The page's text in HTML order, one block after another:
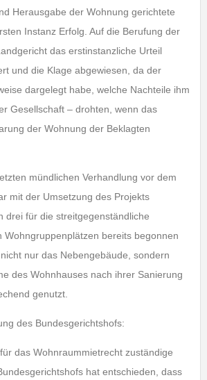
Herausgabe der Wohnung gerichtete
Instanz Erfolg. Auf die Berufung der
das erstinstanzliche Urteil
und die Klage abgewiesen, da der
dargelegt habe, welche Nachteile ihm
Gesellschaft – drohten, wenn das
der Wohnung der Beklagten
mündlichen Verhandlung vor dem
mit der Umsetzung des Projekts
drei für die streitgegenständliche
Wohngruppenplätzen bereits begonnen
nur das Nebengebäude, sondern
des Wohnhauses nach ihrer Sanierung
genutzt.
des Bundesgerichtshofs:
das Wohnraummietrecht zuständige
hat entschieden, dass